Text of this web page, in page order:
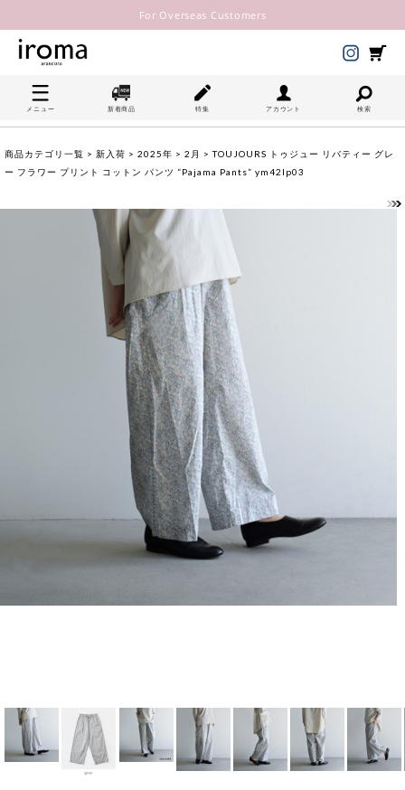
For Overseas Customers
メニュー 新着商品 特集 アカウント 検索
商品カテゴリ一覧 > 新入荷 > 2025年 > 2月 > TOUJOURS トゥジュー リバティー グレ
ー フラワー プリント コットン パンツ “Pajama Pants” ym42lp03